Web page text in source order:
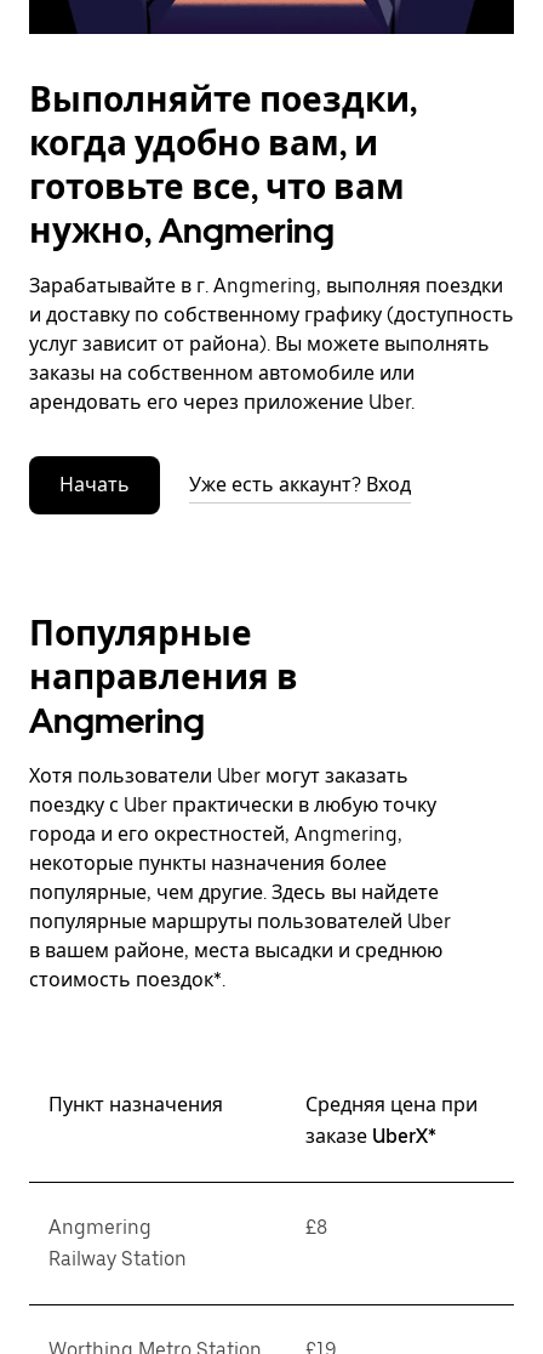
Выполняйте поездки,
когда удобно вам, и
готовьте все, что вам
нужно, Angmering
Зарабатывайте в г. Angmering, выполняя поездки
и доставку по собственному графику (доступность
услуг зависит от района). Вы можете выполнять
заказы на собственном автомобиле или
арендовать его через приложение Uber.
Начать Уже есть аккаунт? Вход
Популярные
направления в
Angmering
Хотя пользователи Uber могут заказать
поездку с Uber практически в любую точку
города и его окрестностей, Angmering,
некоторые пункты назначения более
популярные, чем другие. Здесь вы найдете
популярные маршруты пользователей Uber
в вашем районе, места высадки и среднюю
стоимость поездок*.
Пункт назначения
Средняя цена при
заказе UberX*
Angmering
Railway Station
£8